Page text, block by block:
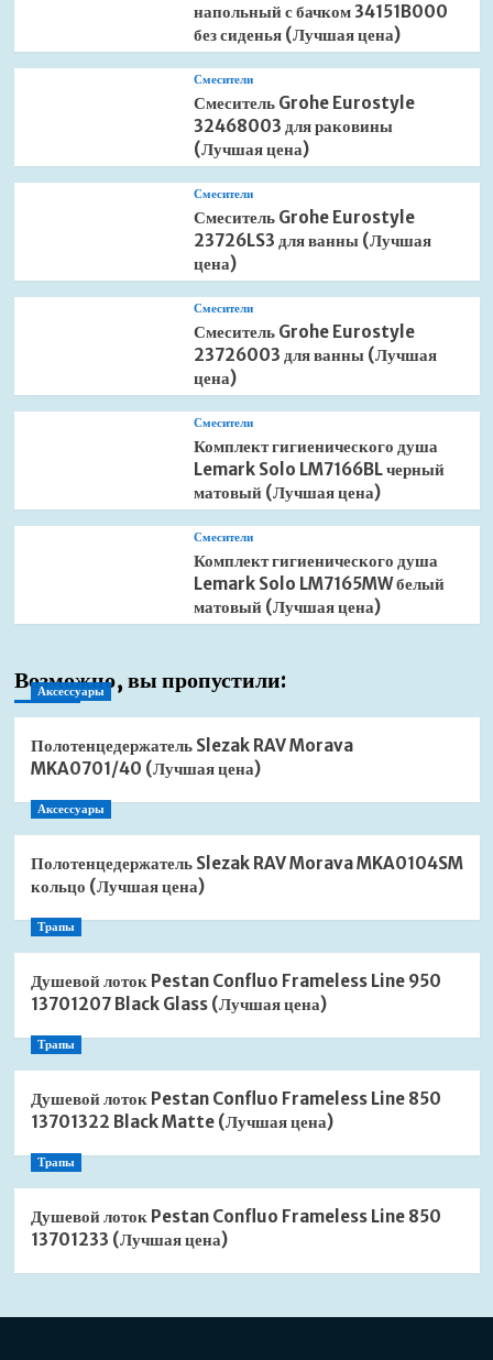
напольный с бачком 34151B000
без сиденья (Лучшая цена)
Смесители
Смеситель Grohe Eurostyle
32468003 для раковины
(Лучшая цена)
Смесители
Смеситель Grohe Eurostyle
23726LS3 для ванны (Лучшая
цена)
Смесители
Смеситель Grohe Eurostyle
23726003 для ванны (Лучшая
цена)
Смесители
Комплект гигиенического душа
Lemark Solo LM7166BL черный
матовый (Лучшая цена)
Смесители
Комплект гигиенического душа
Lemark Solo LM7165MW белый
матовый (Лучшая цена)
Возможно, вы пропустили:
Аксессуары
Полотенцедержатель Slezak RAV Morava
MKA0701/40 (Лучшая цена)
Аксессуары
Полотенцедержатель Slezak RAV Morava MKA0104SM
кольцо (Лучшая цена)
Трапы
Душевой лоток Pestan Confluo Frameless Line 950
13701207 Black Glass (Лучшая цена)
Трапы
Душевой лоток Pestan Confluo Frameless Line 850
13701322 Black Matte (Лучшая цена)
Трапы
Душевой лоток Pestan Confluo Frameless Line 850
13701233 (Лучшая цена)